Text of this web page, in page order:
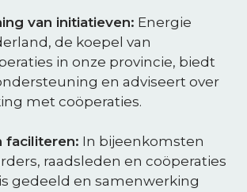
van initiatieven: Energie
de koepel van
in onze provincie, biedt
en adviseert over
met coöperaties.
faciliteren: In bijeenkomsten
raadsleden en coöperaties
gedeeld en samenwerking